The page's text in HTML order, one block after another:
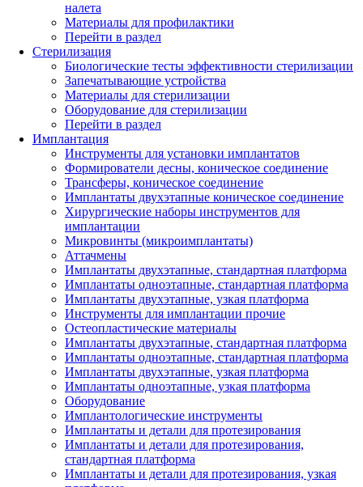
налета
Материалы для профилактики
Перейти в раздел
Стерилизация
Биологические тесты эффективности стерилизации
Запечатывающие устройства
Материалы для стерилизации
Оборудование для стерилизации
Перейти в раздел
Имплантация
Инструменты для установки имплантатов
Формирователи десны, коническое соединение
Трансферы, коническое соединение
Имплантаты двухэтапные коническое соединение
Хирургические наборы инструментов для
имплантации
Микровинты (микроимплантаты)
Аттачмены
Имплантаты двухэтапные, стандартная платформа
Имплантаты одноэтапные, стандартная платформа
Имплантаты двухэтапные, узкая платформа
Инструменты для имплантации прочие
Остеопластические материалы
Имплантаты двухэтапные, стандартная платформа
Имплантаты одноэтапные, стандартная платформа
Имплантаты двухэтапные, узкая платформа
Имплантаты одноэтапные, узкая платформа
Оборудование
Имплантологические инструменты
Имплантаты и детали для протезирования
Имплантаты и детали для протезирования,
стандартная платформа
Имплантаты и детали для протезирования, узкая